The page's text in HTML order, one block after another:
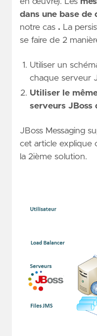
dans une base de
notre cas . La
se faire de 2
Utiliser un
chaque serveur
Utiliser le
serveurs JBoss
JBoss Messaging
cet article
la 2ième solution.